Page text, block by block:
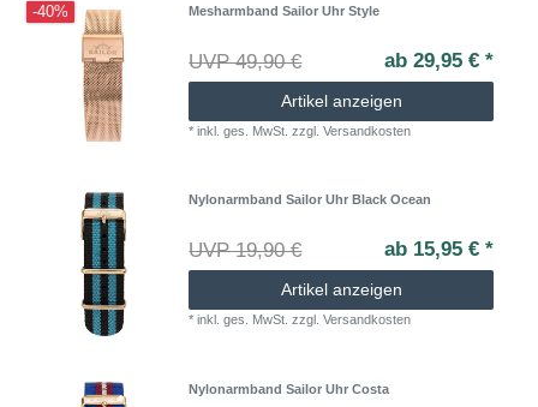
-40% Mesharmband Sailor Uhr Style
UVP 49,90 € ab 29,95 € *
Artikel anzeigen
*inkl. ges. MwSt. zzgl.Versandkosten
Nylonarmband Sailor Uhr Black Ocean
UVP 19,90 € ab 15,95 € *
Artikel anzeigen
*inkl. ges. MwSt. zzgl.Versandkosten
Nylonarmband Sailor Uhr Costa